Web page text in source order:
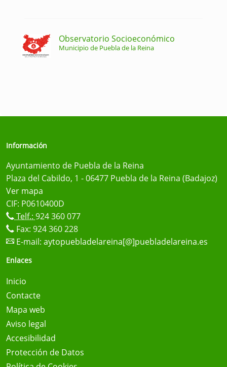
Observatorio Socioeconómico
Municipio de Puebla de la Reina
Información
Ayuntamiento de Puebla de la Reina
Plaza del Cabildo, 1 - 06477 Puebla de la Reina (Badajoz)
Ver mapa
CIF: P0610400D
Telf.: 924 360 077
Fax: 924 360 228
E-mail: aytopuebladelareina[@]puebladelareina.es
Enlaces
Inicio
Contacte
Mapa web
Aviso legal
Accesibilidad
Protección de Datos